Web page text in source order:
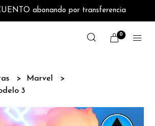
abonando por transferencia
0
Marvel
3